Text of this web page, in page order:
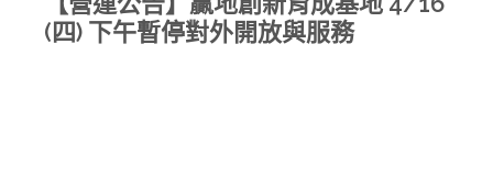
(四) 下午暫停對外開放與服務